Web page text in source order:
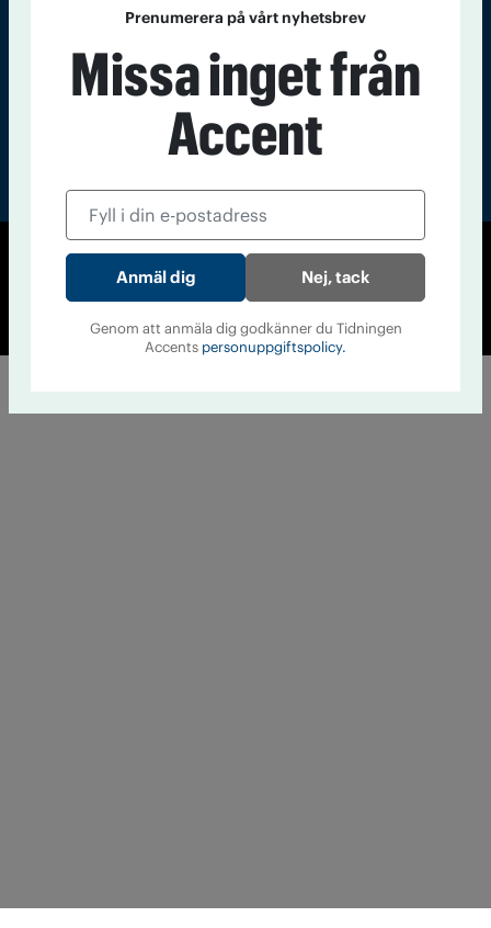
Accent
© Tidningen Accent 2026
Cookiepolicy
Personuppgiftspolicy
Prenumerera på vårt nyhetsbrev
Missa inget från
Accent
Nej, tack
Genom att anmäla dig godkänner du Tidningen
Accents personuppgiftspolicy.